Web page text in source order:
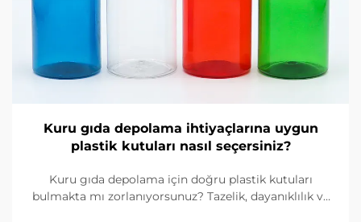
Kuru gıda depolama ihtiyaçlarına uygun
plastik kutuları nasıl seçersiniz?
Kuru gıda depolama için doğru plastik kutuları
bulmakta mı zorlanıyorsunuz? Tazelik, dayanıklılık ve